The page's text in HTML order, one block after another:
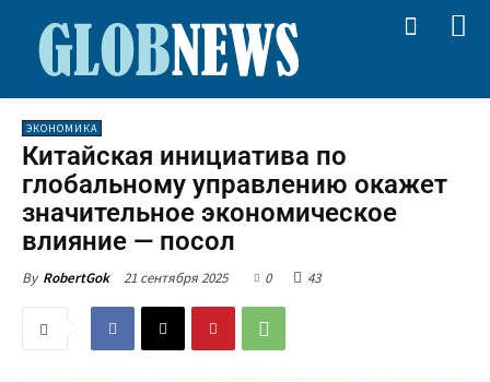
ЭКОНОМИКА
Китайская инициатива по
глобальному управлению окажет
значительное экономическое
влияние — посол
By RobertGok 21 сентября 2025 0 43